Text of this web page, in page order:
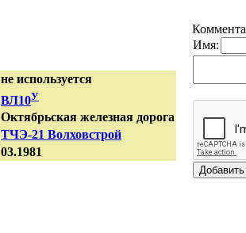
не используется
ВЛ10У
Октябрьская железная дорога
ТЧЭ-21 Волховстрой
03.1981
Имя: